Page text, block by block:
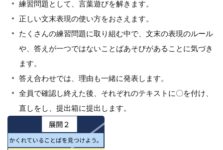
練習問題として、言葉遊びを解きます。
正しい文末表現の使い方をおさえます。
たくさんの練習問題に取り組む中で、文末の表現のルール
や、答えが一つではないことばあそびがあることに気づき
ます。
答え合わせでは、理由も一緒に発表します。
全員で確認し終えた後、それぞれのテキストに〇を付け、
直しをし、提出箱に提出します。